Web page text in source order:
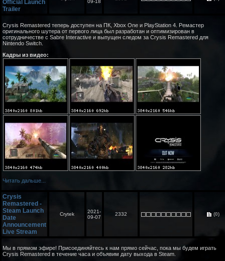
Official Launch
Trailer
09-18
Crysis Remastered теперь доступен на ПК, Xbox One и PlayStation 4. Ремастер
оригинального шутера от первого лица был разработан и оптимизирован в
сотрудничестве с Sabre Interactive и выпущен следом за Crysis Remastered для
Nintendo Switch.
Кадры из видео:
Читать дальше...
Crysis
Remastered -
Steam Launch
Date
Announcement
Live Stream
Crytek
2021-
09-07
2332 (0)
Мы в прямом эфире! Присоединяйтесь к нам прямо сейчас, пока мы будем играть
Crysis Remastered в течение часа и объявим дату выхода в Steam.